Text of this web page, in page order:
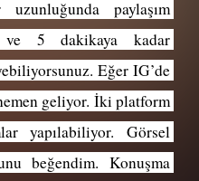
paylaşım
ve 5 dakikaya kadar
Eğer IG’de
geliyor. İki platform
yapılabiliyor. Görsel
beğendim. Konuşma